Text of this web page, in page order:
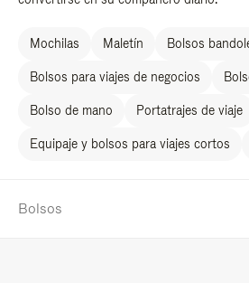
Mochilas Maletín Bolsos
Bolsos para viajes de negocios
Bolso de mano Portatrajes de viaje
Equipaje y bolsos para viajes cortos
Bolsos